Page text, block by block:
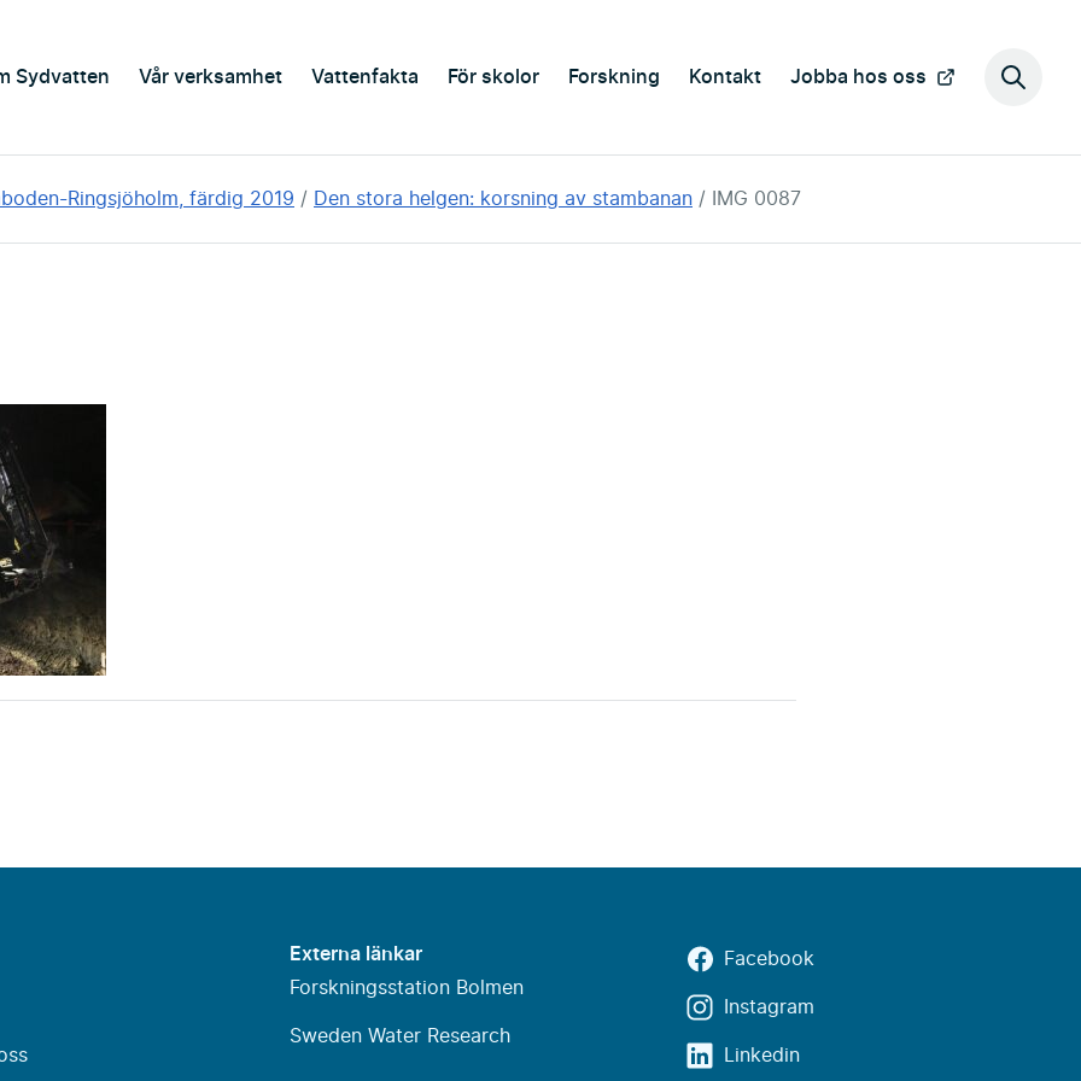
Sydvatten Vår verksamhet Vattenfakta För skolor Forskning Kontakt Jobba hos oss
Sök
Ringsjöholm, färdig 2019 Den stora helgen: korsning av stambanan IMG 0087
Externa länkar
Forskningsstation Bolmen
Sweden Water Research
Facebook
Instagram
Linkedin